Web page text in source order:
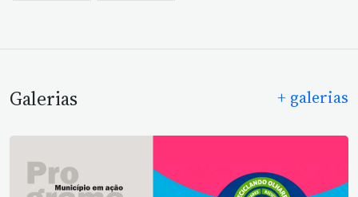
Galerias + galerias